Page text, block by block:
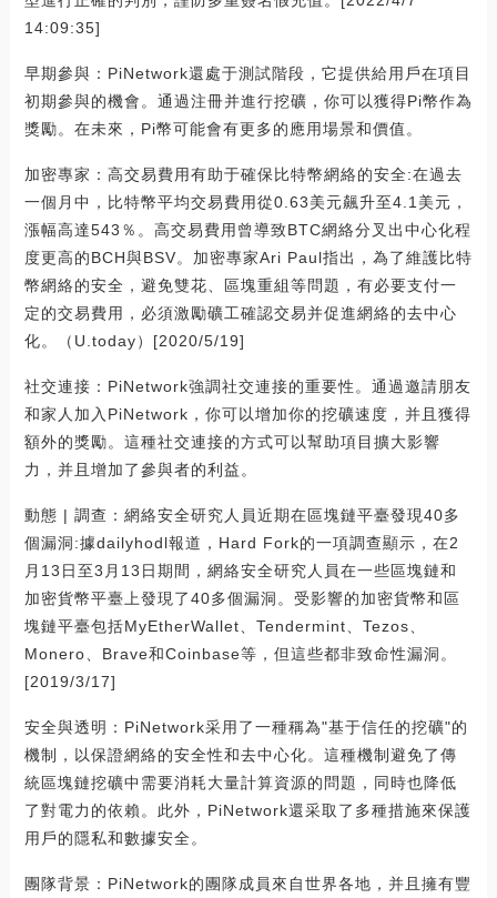
14:09:35]
早期參與：PiNetwork還處于測試階段，它提供給用戶在項目
初期參與的機會。通過注冊并進行挖礦，你可以獲得Pi幣作為
獎勵。在未來，Pi幣可能會有更多的應用場景和價值。
加密專家：高交易費用有助于確保比特幣網絡的安全:在過去
一個月中，比特幣平均交易費用從0.63美元飆升至4.1美元，
漲幅高達543％。高交易費用曾導致BTC網絡分叉出中心化程
度更高的BCH與BSV。加密專家Ari Paul指出，為了維護比特
幣網絡的安全，避免雙花、區塊重組等問題，有必要支付一
定的交易費用，必須激勵礦工確認交易并促進網絡的去中心
化。（U.today）[2020/5/19]
社交連接：PiNetwork強調社交連接的重要性。通過邀請朋友
和家人加入PiNetwork，你可以增加你的挖礦速度，并且獲得
額外的獎勵。這種社交連接的方式可以幫助項目擴大影響
力，并且增加了參與者的利益。
動態 | 調查：網絡安全研究人員近期在區塊鏈平臺發現40多
個漏洞:據dailyhodl報道，Hard Fork的一項調查顯示，在2
月13日至3月13日期間，網絡安全研究人員在一些區塊鏈和
加密貨幣平臺上發現了40多個漏洞。受影響的加密貨幣和區
塊鏈平臺包括MyEtherWallet、Tendermint、Tezos、
Monero、Brave和Coinbase等，但這些都非致命性漏洞。
[2019/3/17]
安全與透明：PiNetwork采用了一種稱為"基于信任的挖礦"的
機制，以保證網絡的安全性和去中心化。這種機制避免了傳
統區塊鏈挖礦中需要消耗大量計算資源的問題，同時也降低
了對電力的依賴。此外，PiNetwork還采取了多種措施來保護
用戶的隱私和數據安全。
團隊背景：PiNetwork的團隊成員來自世界各地，并且擁有豐